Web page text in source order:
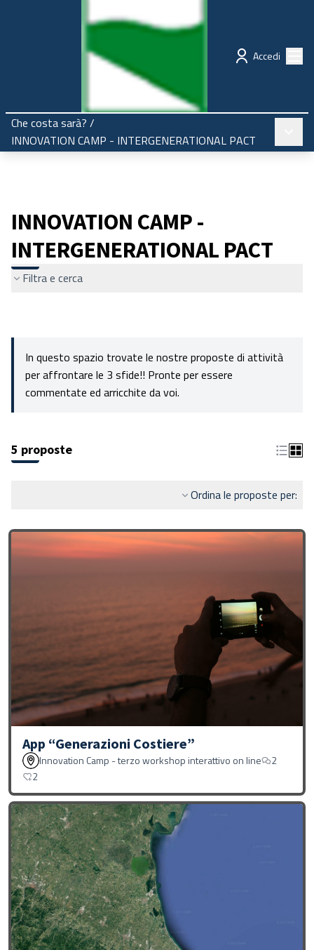
Regione Emilia-Romagna Partecipazione
Accedi
Che costa sarà? /
INNOVATION CAMP - INTERGENERATIONAL PACT
INNOVATION CAMP -
INTERGENERATIONAL PACT
Filtra e cerca
In questo spazio trovate le nostre proposte di attività
per affrontare le 3 sfide!! Pronte per essere
commentate ed arricchite da voi.
5 proposte
Ordina le proposte per:
App “Generazioni Costiere”
Innovation Camp - terzo workshop interattivo on line
2
2